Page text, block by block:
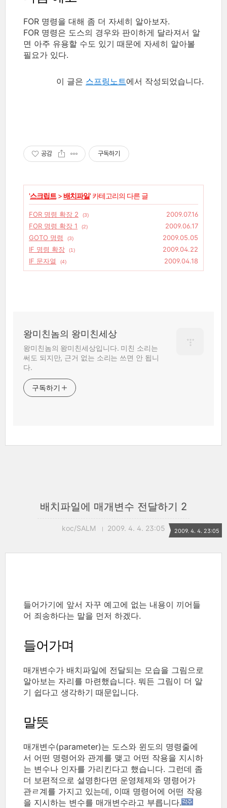
FOR 명령을 대해 좀 더 자세히 알아보자.
FOR 명령은 도스의 경우와 판이하게 달라져서 알
면 아주 유용할 수도 있기 때문에 자세히 알아볼
필요가 있다.
이 글은 스프링노트에서 작성되었습니다.
공감 구독하기
'스크립트>배치파일' 카테고리의 다른 글
FOR 명령 확장 2 (3)
2009.07.16
FOR 명령 확장 1
(2)
2009.06.17
GOTO 명령
(3)
2009.05.05
IF 명령 확장
(1)
2009.04.22
IF 문자열
(4) 2009.04.18
왕미친놈의 왕미친세상
왕미친놈의 왕미친세상입니다. 미친 소리는
써도 되지만, 근거 없는 소리는 쓰면 안 됩니
다.
구독하기
배치파일에 매개변수 전달하기 2
koc/SALM 2009. 4. 4. 23:05 2009. 4. 4. 23:05
들어가기에 앞서 자꾸 예고에 없는 내용이 끼어들
어 죄송하다는 말을 먼저 하겠다.
들어가며
매개변수가 배치파일에 전달되는 모습을 그림으로
알아보는 자리를 마련했습니다. 뭐든 그림이 더 알
기 쉽다고 생각하기 때문입니다.
말뜻
매개변수(parameter)는 도스와 윈도의 명령줄에
서 어떤 명령어와 관계를 맺고 어떤 작용을 지시하
는 변수나 인자를 가리킨다고 했습니다. 그런데 좀
더 보편적으로 설명한다면 운영체제와 명령어가
관ㄹ계를 가지고 있는데, 이때 명령어에 어떤 작용
을 지시하는 변수를 매개변수라고 부릅니다.